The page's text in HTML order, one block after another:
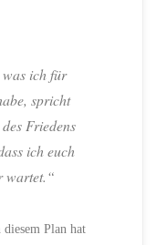
ich für
spricht
Friedens
ich euch
wartet.“
Plan hat